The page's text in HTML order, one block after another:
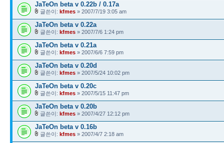
JaTeOn beta v 0.22b / 0.17a
글쓴이: kfmes » 2007/7/19 3:05 am
JaTeOn beta v 0.22a
글쓴이: kfmes » 2007/7/6 1:24 pm
JaTeOn beta v 0.21a
글쓴이: kfmes » 2007/6/6 7:59 pm
JaTeOn beta v 0.20d
글쓴이: kfmes » 2007/5/24 10:02 pm
JaTeOn beta v 0.20c
글쓴이: kfmes » 2007/5/15 11:47 pm
JaTeOn beta v 0.20b
글쓴이: kfmes » 2007/4/27 12:12 pm
JaTeOn beta v 0.16b
글쓴이: kfmes » 2007/4/7 2:18 am